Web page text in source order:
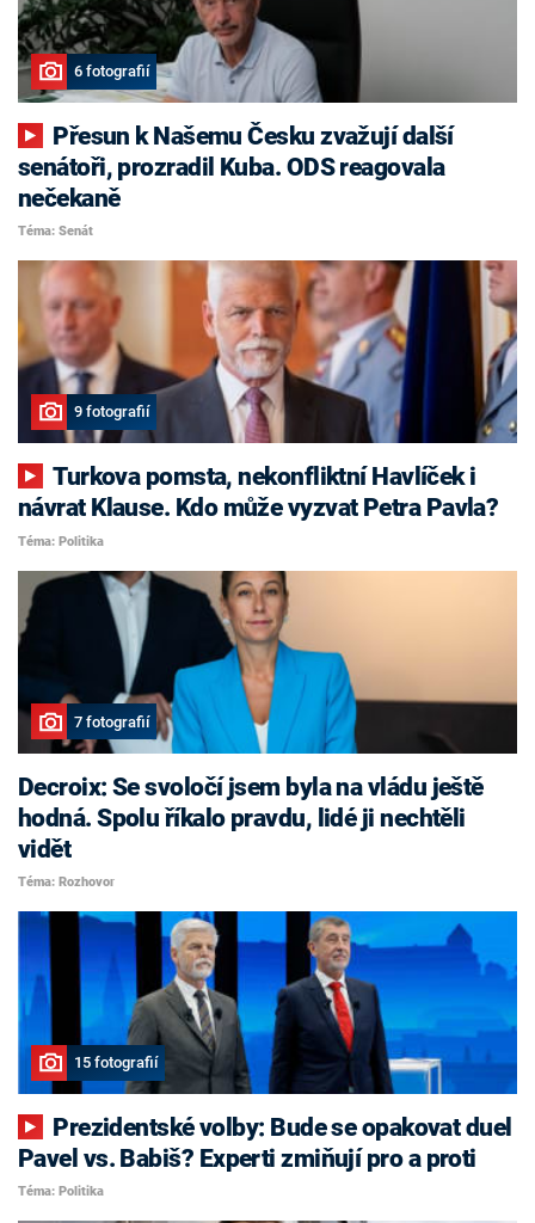
6 fotografií
senátoři, prozradil Kuba. ODS reagovala
nečekaně
Téma: Senát
9 fotografií
Turkova pomsta, nekonfliktní Havlíček i
návrat Klause. Kdo může vyzvat Petra Pavla?
Téma: Politika
7 fotografií
Decroix: Se svoločí jsem byla na vládu ještě
hodná. Spolu říkalo pravdu, lidé ji nechtěli
vidět
Téma: Rozhovor
15 fotografií
Pavel vs. Babiš? Experti zmiňují pro a proti
Téma: Politika